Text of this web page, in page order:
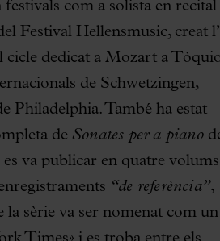
com a solista en recital
Festival Hellensmusic, creat
cicle dedicat a Mozart a
de Schwetzingen,
Philadelphia. També ha estat
de Sonates per a piano
va publicar en quatre
“de referència”,
sèrie va ser nomenat com un